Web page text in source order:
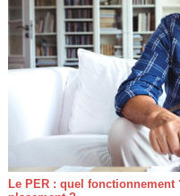
Le PER : quel